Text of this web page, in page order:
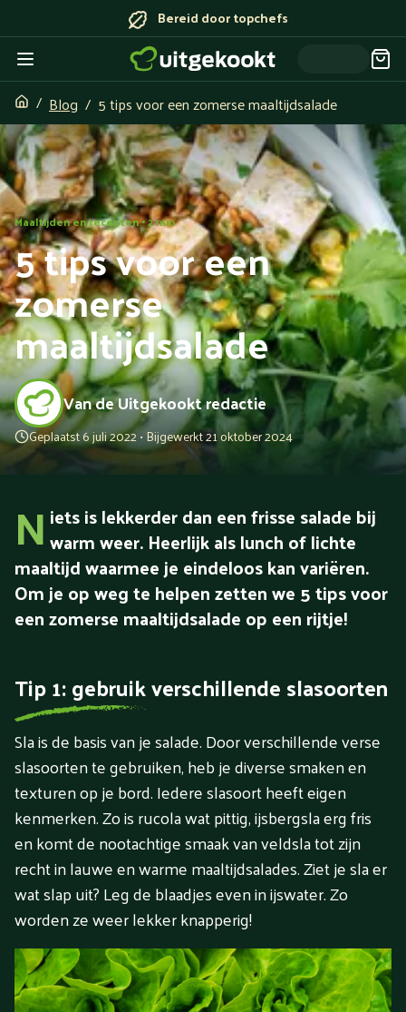
Bereid door topchefs
Blog 5 tips voor een zomerse maaltijdsalade
Maaltijden en recepten • 2 min
5 tips voor een
zomerse
maaltijdsalade
Van de Uitgekookt redactie
Geplaatst 6 juli 2022 • Bijgewerkt 21 oktober 2024
N iets is lekkerder dan een frisse salade bij
warm weer. Heerlijk als lunch of lichte
maaltijd waarmee je eindeloos kan variëren.
Om je op weg te helpen zetten we 5 tips voor
een zomerse maaltijdsalade op een rijtje!
Tip 1: gebruik verschillende slasoorten
Sla is de basis van je salade. Door verschillende verse
slasoorten te gebruiken, heb je diverse smaken en
texturen op je bord. Iedere slasoort heeft eigen
kenmerken. Zo is rucola wat pittig, ijsbergsla erg fris
en komt de nootachtige smaak van veldsla tot zijn
recht in lauwe en warme maaltijdsalades. Ziet je sla er
wat slap uit? Leg de blaadjes even in ijswater. Zo
worden ze weer lekker knapperig!